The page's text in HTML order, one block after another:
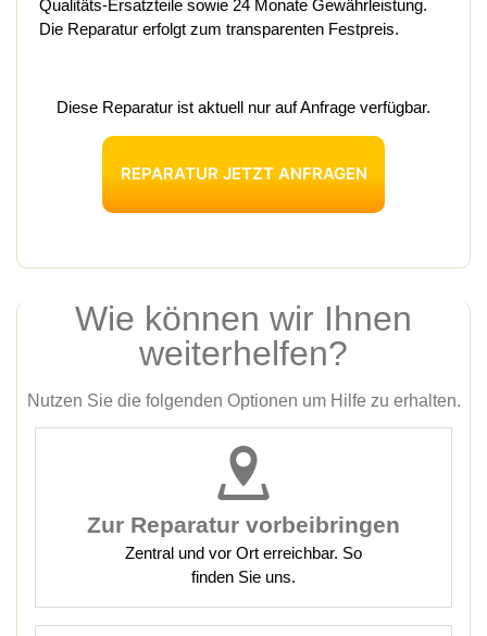
Qualitäts-Ersatzteile sowie 24 Monate Gewährleistung.
Die Reparatur erfolgt zum transparenten Festpreis.
Diese Reparatur ist aktuell nur auf Anfrage verfügbar.
REPARATUR JETZT ANFRAGEN
Wie können wir Ihnen
weiterhelfen?
Nutzen Sie die folgenden Optionen um Hilfe zu erhalten.
Zur Reparatur vorbeibringen
Zentral und vor Ort erreichbar. So
finden Sie uns.